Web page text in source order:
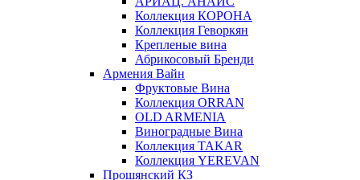
Коллекция КОРОНА
Коллекция Геворкян
Крепленые вина
Абрикосовый Бренди
Армения Вайн
Фруктовые Вина
Коллекция ORRAN
OLD ARMENIA
Виноградные Вина
Коллекция TAKAR
Коллекция YEREVAN
Прошянский КЗ